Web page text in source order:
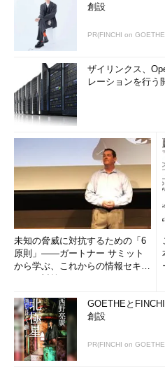
創設
PR(FINCHI on
ザイリンクス、
レーションを行う
未知の脅威に対抗するための「6
原則」――ガートナー サミット
から学ぶ、これからの情報セキュ
GOETHEと
創設
PR(FINCHI on